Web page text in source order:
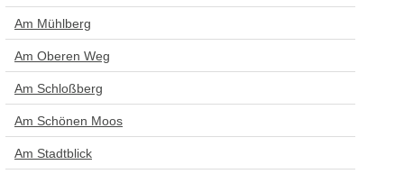
Am Mühlberg
Am Oberen Weg
Am Schloßberg
Am Schönen Moos
Am Stadtblick